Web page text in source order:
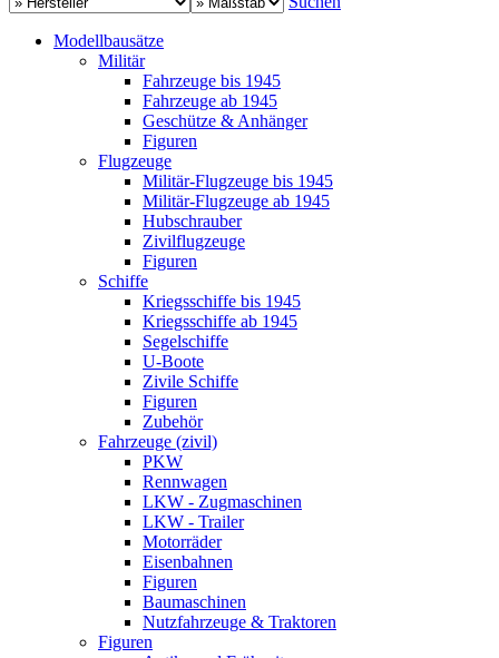
Modellbausätze
Militär
Fahrzeuge bis 1945
Fahrzeuge ab 1945
Geschütze & Anhänger
Figuren
Flugzeuge
Militär-Flugzeuge bis 1945
Militär-Flugzeuge ab 1945
Hubschrauber
Zivilflugzeuge
Figuren
Schiffe
Kriegsschiffe bis 1945
Kriegsschiffe ab 1945
Segelschiffe
U-Boote
Zivile Schiffe
Figuren
Zubehör
Fahrzeuge (zivil)
PKW
Rennwagen
LKW - Zugmaschinen
LKW - Trailer
Motorräder
Eisenbahnen
Figuren
Baumaschinen
Nutzfahrzeuge & Traktoren
Figuren